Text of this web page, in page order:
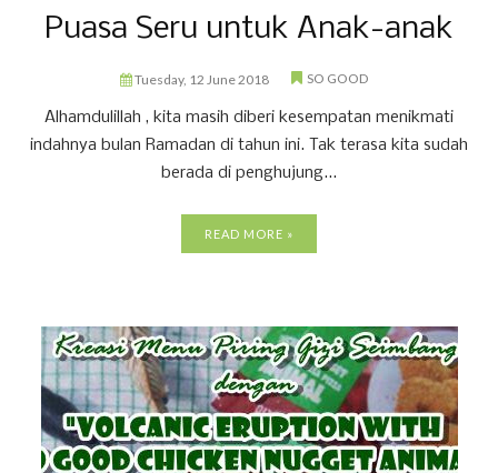
Puasa Seru untuk Anak-anak
Tuesday, 12 June 2018 SO GOOD
Alhamdulillah , kita masih diberi kesempatan menikmati
indahnya bulan Ramadan di tahun ini. Tak terasa kita sudah
berada di penghujung...
READ MORE »